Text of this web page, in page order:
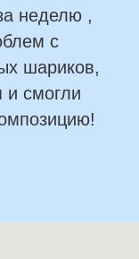
неделю ,
с
шариков,
и смогли